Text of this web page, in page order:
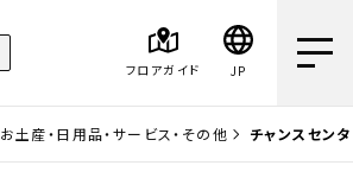
フロアガイド JP
お土産・日用品・サービス・その他 チャンスセン